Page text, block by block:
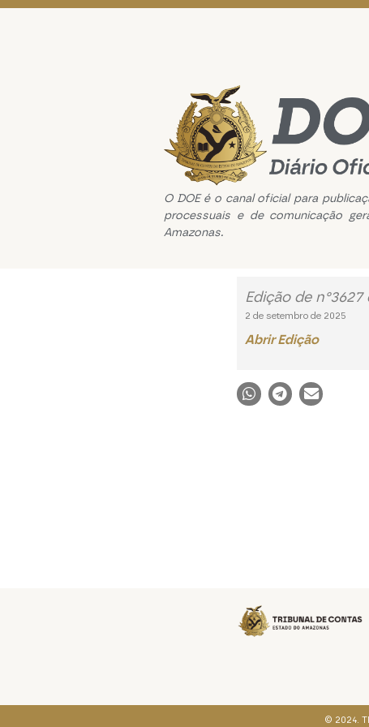
O DOE é o canal oficial para
processuais e de comunicação
Amazonas.
Edição de
2 de setembro de 2025
Abrir Edição
© 2024.